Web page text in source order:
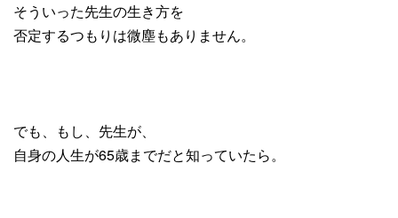
そういった先生の生き方を
否定するつもりは微塵もありません。
でも、もし、先生が、
自身の人生が65歳までだと知っていたら。